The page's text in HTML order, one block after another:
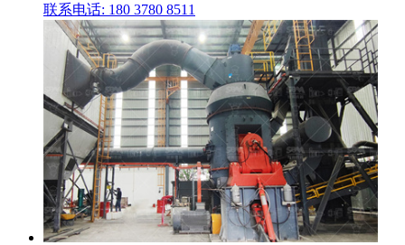
联系电话: 180 3780 8511